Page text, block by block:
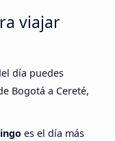
viajar
día puedes
Bogotá a Cereté,
es el día más